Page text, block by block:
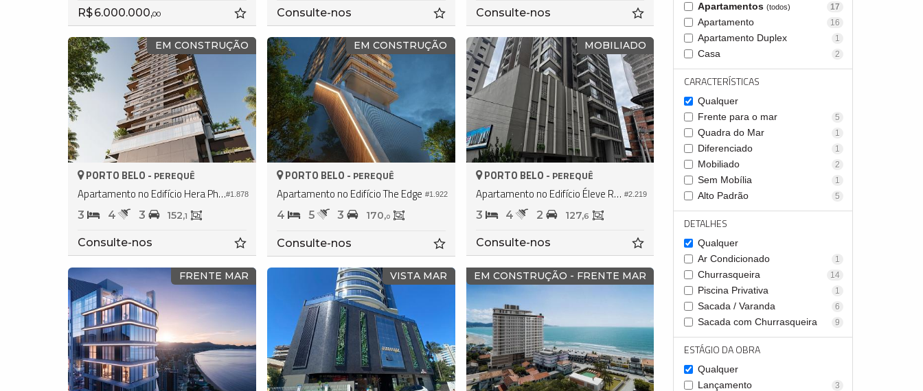
Apartamentos (todos) 17
Apartamento 16
Apartamento Duplex 1
Casa 2
CARACTERÍSTICAS
Qualquer
Frente para o mar
5
Quadra do Mar 1
Diferenciado 1
Mobiliado 2
Sem Mobília 1
Alto Padrão 5
DETALHES
Qualquer
Ar Condicionado
1
Churrasqueira 14
Piscina Privativa 1
Sacada / Varanda 6
Sacada com Churrasqueira 9
ESTÁGIO DA OBRA
Qualquer
Lançamento
3
R$ 6.000.000,00 Consulte-nos Consulte-nos
EM CONSTRUÇÃO
#1.878
PORTO BELO - PEREQUÊ
Apartamento no Edifício Hera Phacz Home
3 4 3 152,1
Consulte-nos
EM CONSTRUÇÃO
#1.922
PORTO BELO - PEREQUÊ
Apartamento no Edifício The Edge
4 5 3 170,0
Consulte-nos
MOBILIADO
#2.219
PORTO BELO - PEREQUÊ
Apartamento no Edifício Éleve Residence
3 4 2 127,6
Consulte-nos
FRENTE MAR VISTA MAR EM CONSTRUÇÃO - FRENTE MAR